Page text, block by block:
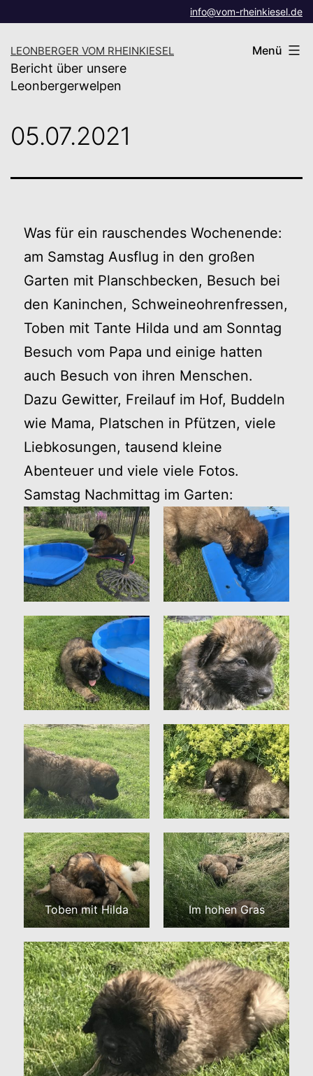
springen
info@vom-rheinkiesel.de
LEONBERGER VOM RHEINKIESEL
Bericht über unsere
Leonbergerwelpen
Menü
05.07.2021
Was für ein rauschendes Wochenende:
am Samstag Ausflug in den großen
Garten mit Planschbecken, Besuch bei
den Kaninchen, Schweineohrenfressen,
Toben mit Tante Hilda und am Sonntag
Besuch vom Papa und einige hatten
auch Besuch von ihren Menschen.
Dazu Gewitter, Freilauf im Hof, Buddeln
wie Mama, Platschen in Pfützen, viele
Liebkosungen, tausend kleine
Abenteuer und viele viele Fotos.
Samstag Nachmittag im Garten:
Toben mit Hilda Im hohen Gras